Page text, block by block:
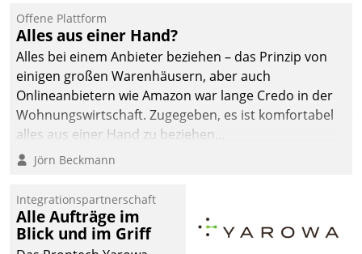
einsehen und ändern
oder
Schadensmeldungen
abgeben – rund um die
Uhr.
Offene Plattform
Alles aus einer Hand?
Alles bei einem Anbieter beziehen – das Prinzip von
einigen großen Warenhäusern, aber auch
Onlineanbietern wie Amazon war lange Credo in der
Wohnungswirtschaft. Zugegeben, es ist komfortabel
alles aus einer Hand zu beziehen...
Jörn Beckmann
Integrationspartnerschaft
Alle Aufträge im
Blick und im Griff